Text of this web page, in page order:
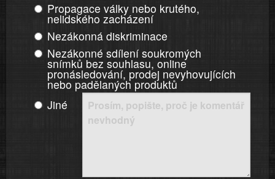
Propagace války nebo krutého,
nelidského zacházení
Nezákonná diskriminace
Nezákonné sdílení soukromých
snímků bez souhlasu, online
pronásledování, prodej nevyhovujících
nebo padělaných produktů
Jiné